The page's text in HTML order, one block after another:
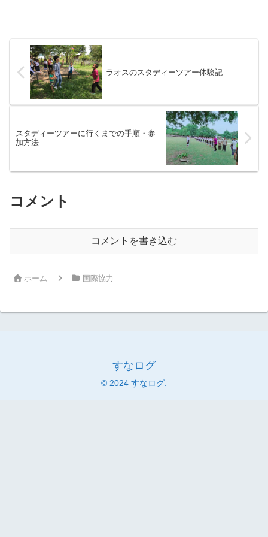
ラオスのスタディーツアー体験記
スタディーツアーに行くまでの手順・参
加方法
コメント
コメントを書き込む
ホーム 国際協力
すなログ
© 2024 すなログ.